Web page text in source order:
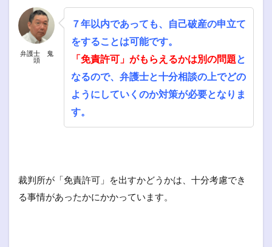
弁護士 鬼
頭
７年以内であっても、自己破産の申立て
をすることは可能です。
「免責許可」がもらえるかは別の問題 と
なるので、弁護士と十分相談の上でどの
ようにしていくのか対策が必要となりま
す。
裁判所が「免責許可」を出すかどうかは、十分考慮でき
る事情があったかにかかっています。